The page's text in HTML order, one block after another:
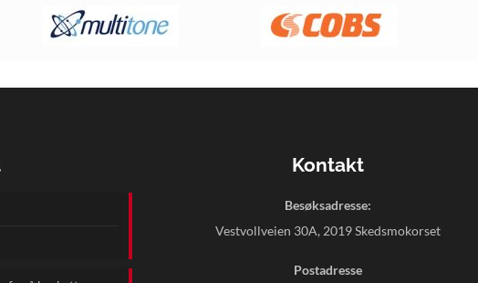
Kontakt
Besøksadresse:
Vestvollveien 30A, 2019 Skedsmokorset
Postadresse